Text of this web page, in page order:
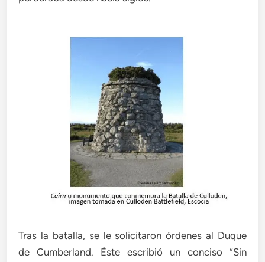
Tras la batalla, se le solicitaron órdenes al Duque
de Cumberland. Éste escribió un conciso “Sin